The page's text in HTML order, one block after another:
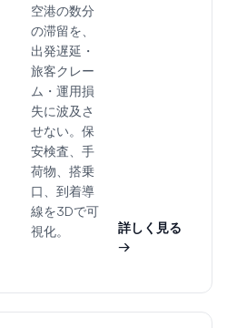
空港の数分
の滞留を、
出発遅延・
旅客クレー
ム・運用損
失に波及さ
せない。保
安検査、手
荷物、搭乗
口、到着導
線を3Dで可
視化。
詳しく見る
→